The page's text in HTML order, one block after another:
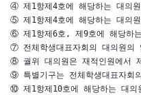
④ 제1항제4호에 해당하는 대의원
⑤ 제1항제4호에 해당하는 대의
⑥ 제1항제6호, 제9호에 해당하
⑦ 전체학생대표자회의 대의원의
⑧ 궐위 대의원은 재적인원에서
⑨ 특별기구는 전체학생대표자회
⑩ 제1항제10호에 해당하는 대의